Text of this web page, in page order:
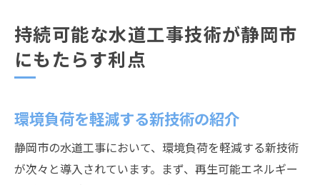
持続可能な水道工事技術が静岡市
にもたらす利点
環境負荷を軽減する新技術の紹介
静岡市の水道工事において、環境負荷を軽減する新技術
が次々と導入されています。まず、再生可能エネルギー